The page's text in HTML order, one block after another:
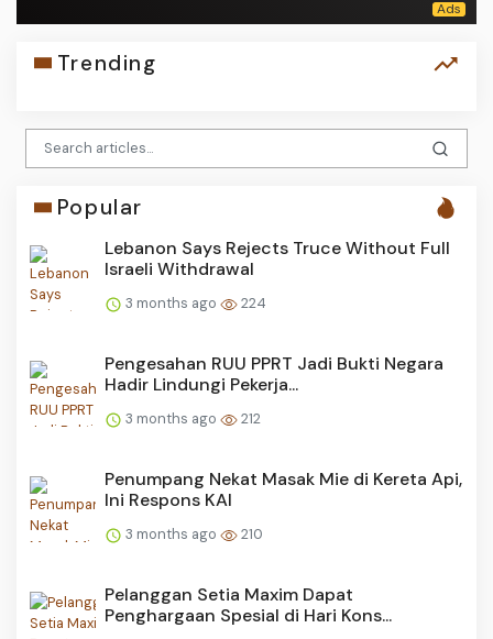
Trending
Popular
Lebanon Says Rejects Truce Without Full
Israeli Withdrawal
3 months ago 224
Pengesahan RUU PPRT Jadi Bukti Negara
Hadir Lindungi Pekerja...
3 months ago 212
Penumpang Nekat Masak Mie di Kereta Api,
Ini Respons KAI
3 months ago 210
Pelanggan Setia Maxim Dapat
Penghargaan Spesial di Hari Kons...